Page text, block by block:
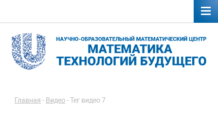
Главная - Видео - Тег видео 7